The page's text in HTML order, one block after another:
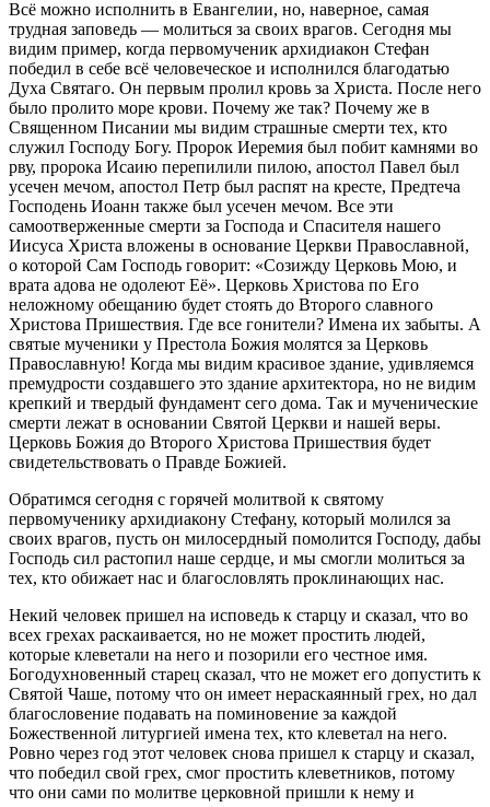
Всё можно исполнить в Евангелии, но, наверное, самая
трудная заповедь — молиться за своих врагов. Сегодня мы
видим пример, когда первомученик архидиакон Стефан
победил в себе всё человеческое и исполнился благодатью
Духа Святаго. Он первым пролил кровь за Христа. После него
было пролито море крови. Почему же так? Почему же в
Священном Писании мы видим страшные смерти тех, кто
служил Господу Богу. Пророк Иеремия был побит камнями во
рву, пророка Исаию перепилили пилою, апостол Павел был
усечен мечом, апостол Петр был распят на кресте, Предтеча
Господень Иоанн также был усечен мечом. Все эти
самоотверженные смерти за Господа и Спасителя нашего
Иисуса Христа вложены в основание Церкви Православной,
о которой Сам Господь говорит: «Созижду Церковь Мою, и
врата адова не одолеют Её». Церковь Христова по Его
неложному обещанию будет стоять до Второго славного
Христова Пришествия. Где все гонители? Имена их забыты. А
святые мученики у Престола Божия молятся за Церковь
Православную! Когда мы видим красивое здание, удивляемся
премудрости создавшего это здание архитектора, но не видим
крепкий и твердый фундамент сего дома. Так и мученические
смерти лежат в основании Святой Церкви и нашей веры.
Церковь Божия до Второго Христова Пришествия будет
свидетельствовать о Правде Божией.
Обратимся сегодня с горячей молитвой к святому
первомученику архидиакону Стефану, который молился за
своих врагов, пусть он милосердный помолится Господу, дабы
Господь сил растопил наше сердце, и мы смогли молиться за
тех, кто обижает нас и благословлять проклинающих нас.
Некий человек пришел на исповедь к старцу и сказал, что во
всех грехах раскаивается, но не может простить людей,
которые клеветали на него и позорили его честное имя.
Богодухновенный старец сказал, что не может его допустить к
Святой Чаше, потому что он имеет нераскаянный грех, но дал
благословение подавать на поминовение за каждой
Божественной литургией имена тех, кто клеветал на него.
Ровно через год этот человек снова пришел к старцу и сказал,
что победил свой грех, смог простить клеветников, потому
что они сами по молитве церковной пришли к нему и